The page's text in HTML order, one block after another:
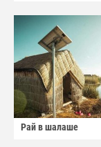
Рай в шалаше